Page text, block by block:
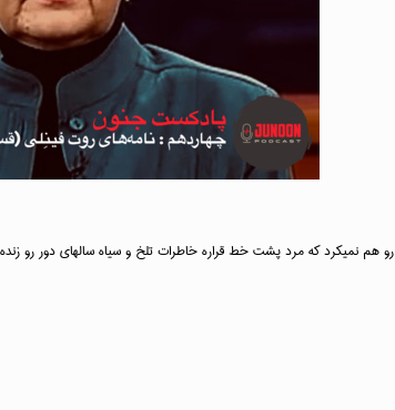
هم نمیکرد که مرد پشت خط قراره خاطرات تلخ و سیاه سالهای دور رو